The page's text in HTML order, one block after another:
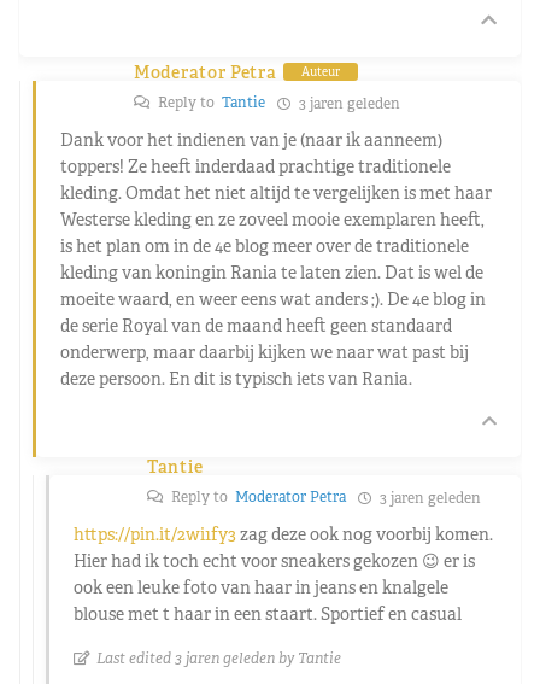
Moderator Petra Auteur
Reply to Tantie 3 jaren geleden
Dank voor het indienen van je (naar ik aanneem)
toppers! Ze heeft inderdaad prachtige traditionele
kleding. Omdat het niet altijd te vergelijken is met haar
Westerse kleding en ze zoveel mooie exemplaren heeft,
is het plan om in de 4e blog meer over de traditionele
kleding van koningin Rania te laten zien. Dat is wel de
moeite waard, en weer eens wat anders ;). De 4e blog in
de serie Royal van de maand heeft geen standaard
onderwerp, maar daarbij kijken we naar wat past bij
deze persoon. En dit is typisch iets van Rania.
Tantie
Reply to Moderator Petra 3 jaren geleden
https://pin.it/2wi1fy3zag deze ook nog voorbij komen.
Hier had ik toch echt voor sneakers gekozen 😉 er is
ook een leuke foto van haar in jeans en knalgele
blouse met t haar in een staart. Sportief en casual
Last edited 3 jaren geleden by Tantie